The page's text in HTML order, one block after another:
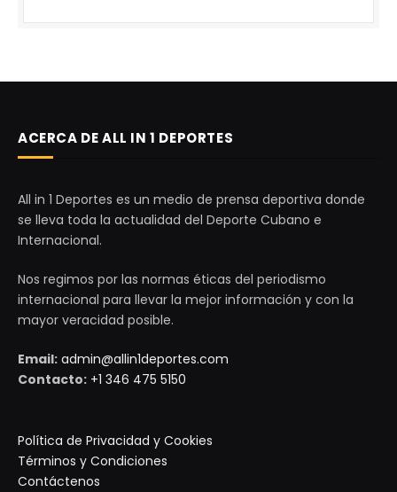
ACERCA DE ALL IN 1 DEPORTES
All in 1 Deportes es un medio de prensa deportiva donde
se lleva toda la actualidad del Deporte Cubano e
Internacional.
Nos regimos por las normas éticas del periodismo
internacional para llevar la mejor información y con la
mayor veracidad posible.
Email: admin@allin1deportes.com
Contacto: +1 346 475 5150
Política de Privacidad y Cookies
Términos y Condiciones
Contáctenos